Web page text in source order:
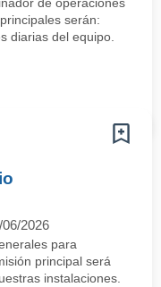
serán:
diarias del equipo.
06/2026
para
principal será
instalaciones.